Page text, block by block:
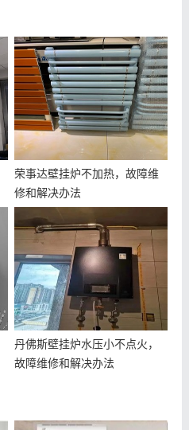
荣事达壁挂炉不加热，故障维
修和解决办法
丹佛斯壁挂炉水压小不点火，
故障维修和解决办法